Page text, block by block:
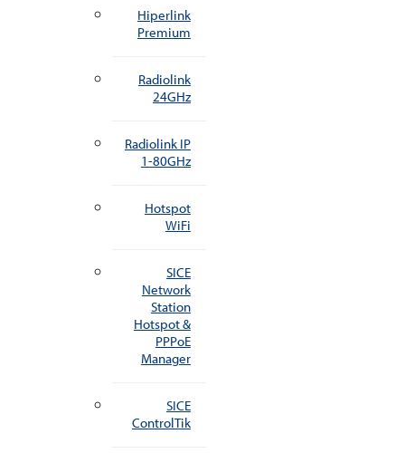
Hiperlink
Premium
Radiolink
24GHz
Radiolink IP
1-80GHz
Hotspot
WiFi
SICE
Network
Station
Hotspot &
PPPoE
Manager
SICE
ControlTik